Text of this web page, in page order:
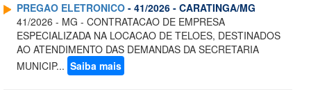
PREGAO ELETRONICO - 41/2026 - CARATINGA/MG
41/2026 - MG - CONTRATACAO DE EMPRESA
ESPECIALIZADA NA LOCACAO DE TELOES, DESTINADOS
AO ATENDIMENTO DAS DEMANDAS DA SECRETARIA
MUNICIP... Saiba mais